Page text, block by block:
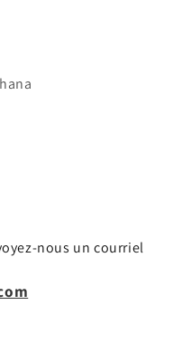
nous un courriel